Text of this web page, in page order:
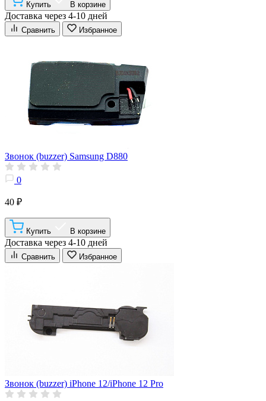
Купить В корзине
Доставка через 4-10 дней
Сравнить Избранное
Звонок (buzzer) Samsung D880
0
40 ₽
Купить В корзине
Доставка через 4-10 дней
Сравнить Избранное
Звонок (buzzer) iPhone 12/iPhone 12 Pro